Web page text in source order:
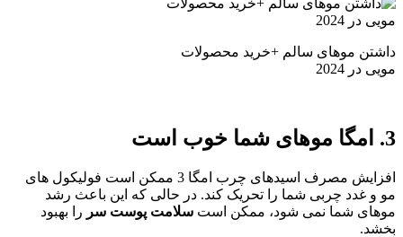
داشتن موهای سالم +خرید محصولات
مویی در 2024
3. امگا موهای شما خوب است
افزایش مصرف اسیدهای چرب امگا 3 ممکن است فولیکول های
مو و غدد چربی شما را تحریک کند. در حالی که این باعث رشد
موهای شما نمی شود، ممکن است سلامت پوست سر را بهبود
بخشد.